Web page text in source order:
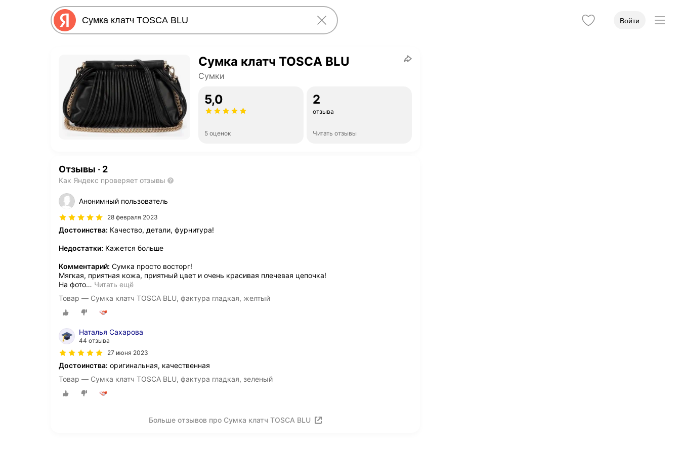
Войти
Сумка клатч TOSCA BLU
Сумки
5,0
5 оценок
2
отзыва
Читать отзывы
Отзывы · 2
Как Яндекс проверяет отзывы
Анонимный пользователь
28 февраля 2023
Достоинства: Качество, детали, фурнитура!
Недостатки: Кажется больше
Комментарий: Сумка просто восторг!
Мягкая, приятная кожа, приятный цвет и очень красивая плечевая цепочка!
На фото… Читать ещё
Товар — Сумка клатч TOSCA BLU, фактура гладкая, желтый
Наталья Сахарова
44 отзыва
27 июня 2023
Достоинства: оригинальная, качественная
Товар — Сумка клатч TOSCA BLU, фактура гладкая, зеленый
Больше отзывов про Сумка клатч TOSCA BLU